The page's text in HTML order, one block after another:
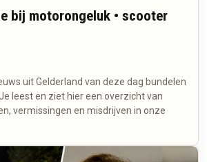
bij motorongeluk • scooter
uit Gelderland van deze dag bundelen
leest en ziet hier een overzicht van
vermissingen en misdrijven in onze